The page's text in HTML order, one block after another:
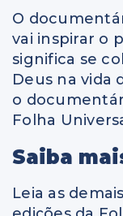
O
vai inspirar o
significa se
Deus na vida
o
Folha
Saiba
Leia as